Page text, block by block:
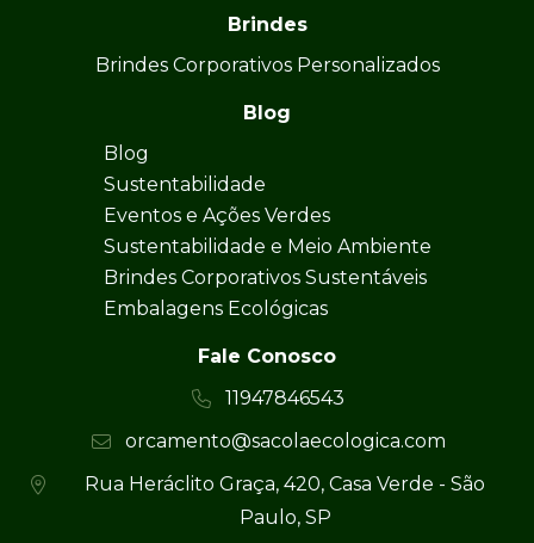
Brindes
Brindes Corporativos Personalizados
Blog
Blog
Sustentabilidade
Eventos e Ações Verdes
Sustentabilidade e Meio Ambiente
Brindes Corporativos Sustentáveis
Embalagens Ecológicas
Fale Conosco
11947846543
orcamento@sacolaecologica.com
Rua Heráclito Graça, 420, Casa Verde - São
Paulo, SP